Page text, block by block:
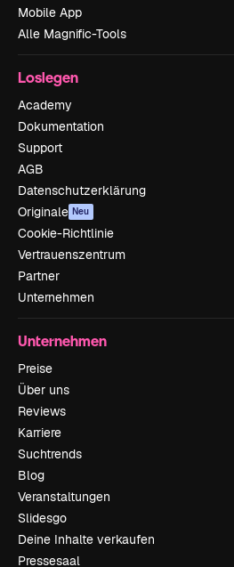
Mobile App
Alle Magnific-Tools
Loslegen
Academy
Dokumentation
Support
AGB
Datenschutzerklärung
Originale Neu
Cookie-Richtlinie
Vertrauenszentrum
Partner
Unternehmen
Unternehmen
Preise
Über uns
Reviews
Karriere
Suchtrends
Blog
Veranstaltungen
Slidesgo
Deine Inhalte verkaufen
Pressesaal